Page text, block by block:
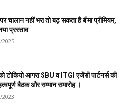
चालान नहीं भरा तो बढ़ सकता है बीमा प्रीमियम,
प्रस्ताव
2025
टोकियो आगरा SBU व ITGI एजेंसी पार्टनर्स की
बैठक और सम्मान समारोह ।
2023